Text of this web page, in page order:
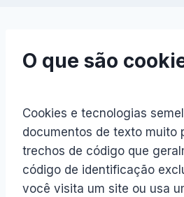
O que são
Cookies e tecnologias
documentos de texto muito
trechos de código que
código de identificação
você visita um site ou usa